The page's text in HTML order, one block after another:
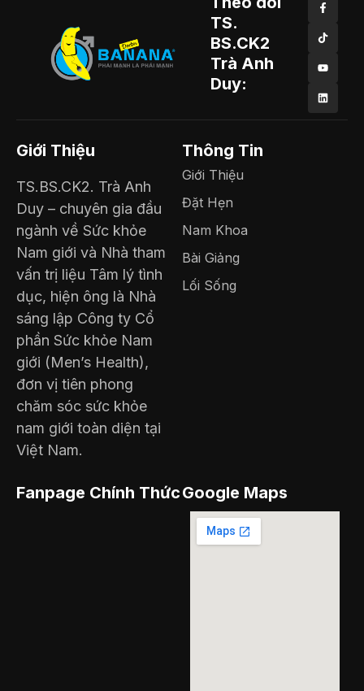
TS.
BS.CK2
Trà Anh
Duy:
Giới Thiệu
TS.BS.CK2. Trà Anh
Duy – chuyên gia đầu
ngành về Sức khỏe
Nam giới và Nhà tham
vấn trị liệu Tâm lý tình
dục, hiện ông là Nhà
sáng lập Công ty Cổ
phần Sức khỏe Nam
giới (Men’s Health),
đơn vị tiên phong
chăm sóc sức khỏe
nam giới toàn diện tại
Việt Nam.
Thông Tin
Giới Thiệu
Đặt Hẹn
Nam Khoa
Bài Giảng
Lối Sống
Fanpage Chính ThứcGoogle Maps